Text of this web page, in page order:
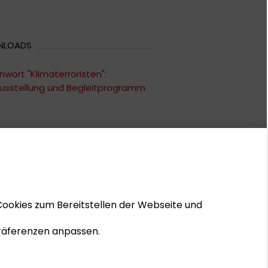
"Klimaterroristen":
und Begleitprogramm
zum Bereitstellen der Webseite und
anpassen.